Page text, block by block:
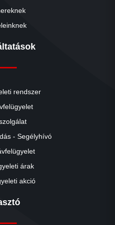
rendszer
- Segélyhívó
árak
akció